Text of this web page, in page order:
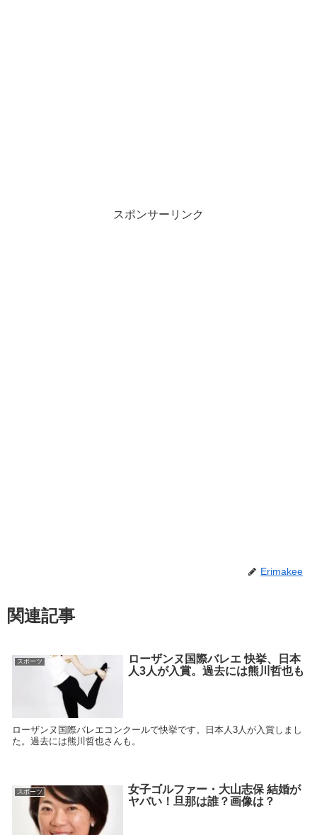
スポンサーリンク
Erimakee
関連記事
スポーツ
ローザンヌ国際バレエ 快挙、日本
人3人が入賞。過去には熊川哲也も
ローザンヌ国際バレエコンクールで快挙です。日本人3人が入賞しまし
た。過去には熊川哲也さんも。
スポーツ
女子ゴルファー・大山志保 結婚が
ヤバい！旦那は誰？画像は？